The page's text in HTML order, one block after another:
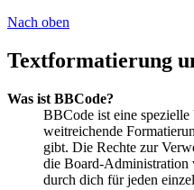
Nach oben
Textformatierung
Was ist BBCode?
BBCode ist eine
weitreichende
gibt. Die Rechte zur
die Board-Administration
durch dich für jeden